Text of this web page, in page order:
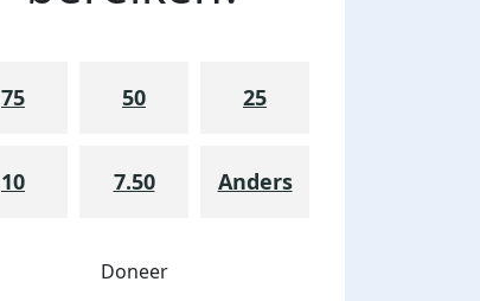
75 50 25
10 7.50 Anders
Doneer